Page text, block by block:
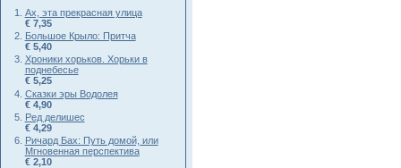
Ах, эта прекрасная улица
€ 7,35
Большое Крыло: Притча
€ 5,40
Хроники хорьков. Хорьки в
поднебесье
€ 5,25
Сказки эры Водолея
€ 4,90
Ред делишес
€ 4,29
Ричард Бах: Путь домой, или
Мгновенная перспектива
€ 2,10